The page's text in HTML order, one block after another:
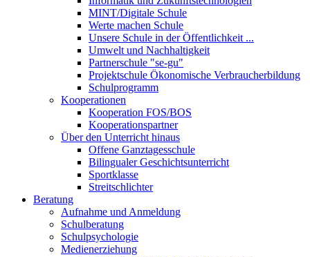
MINT/Digitale Schule
Werte machen Schule
Unsere Schule in der Öffentlichkeit ...
Umwelt und Nachhaltigkeit
Partnerschule "se-gu"
Projektschule Ökonomische Verbraucherbildung
Schulprogramm
Kooperationen
Kooperation FOS/BOS
Kooperationspartner
Über den Unterricht hinaus
Offene Ganztagesschule
Bilingualer Geschichtsunterricht
Sportklasse
Streitschlichter
Beratung
Aufnahme und Anmeldung
Schulberatung
Schulpsychologie
Medienerziehung